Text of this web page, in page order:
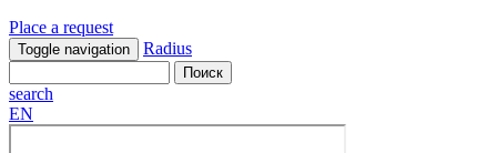
Place a request
Toggle navigation Radius
search
EN